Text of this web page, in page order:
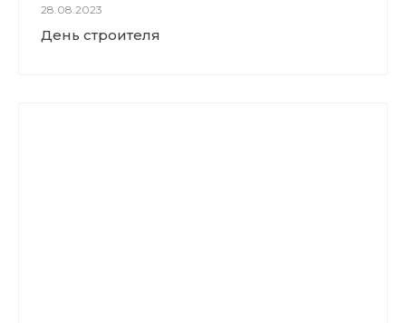
28.08.2023
День строителя